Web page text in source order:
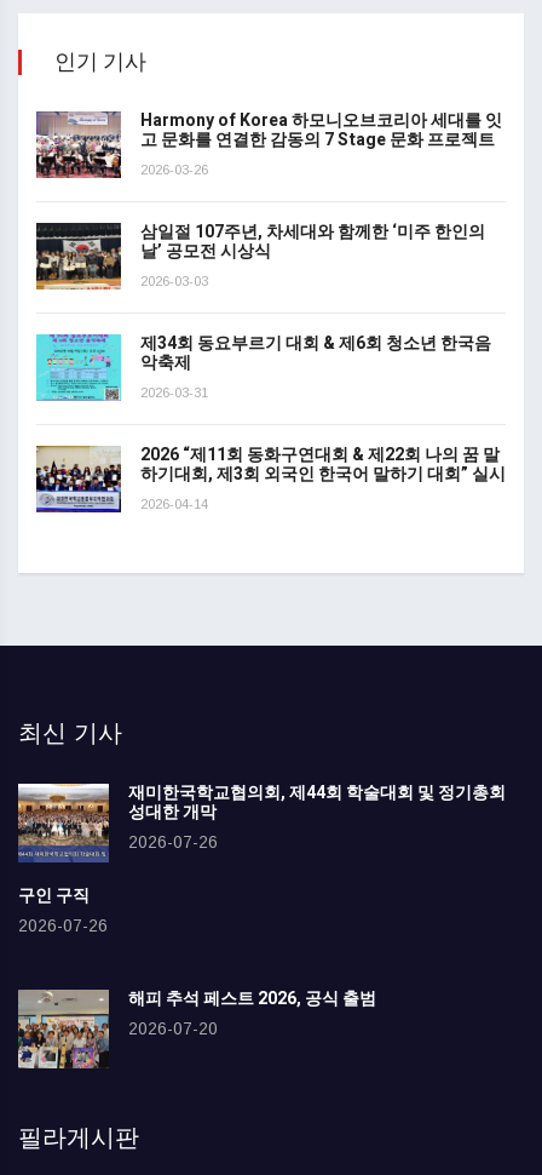
인기 기사
Harmony of Korea 하모니오브코리아 세대를 잇
고 문화를 연결한 감동의 7 Stage 문화 프로젝트
2026-03-26
삼일절 107주년, 차세대와 함께한 ‘미주 한인의
날’ 공모전 시상식
2026-03-03
제34회 동요부르기 대회 & 제6회 청소년 한국음
악축제
2026-03-31
2026 “제11회 동화구연대회 & 제22회 나의 꿈 말
하기대회, 제3회 외국인 한국어 말하기 대회” 실시
2026-04-14
최신 기사
재미한국학교협의회, 제44회 학술대회 및 정기총회
성대한 개막
2026-07-26
구인 구직
2026-07-26
해피 추석 페스트 2026, 공식 출범
2026-07-20
필라게시판